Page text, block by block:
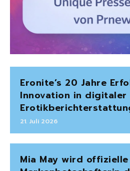
Eronite’s 20 Jahre
Innovation in digitaler
21. Juli 2026
Mia May wird offizielle